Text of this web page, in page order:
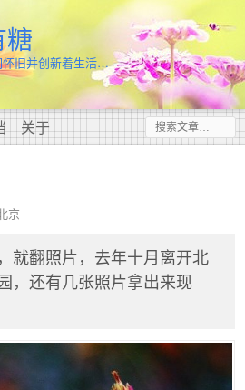
糖
怀旧并创新着生活…
关于
京
就翻照片，去年十月离开北
，还有几张照片拿出来现